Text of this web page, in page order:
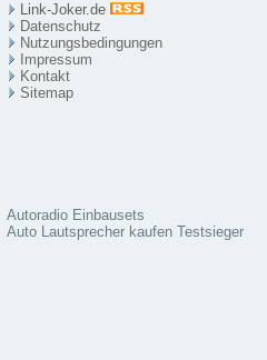
Link-Joker.de
Datenschutz
Nutzungsbedingungen
Impressum
Kontakt
Sitemap
Autoradio Einbausets
Auto Lautsprecher kaufen Testsieger